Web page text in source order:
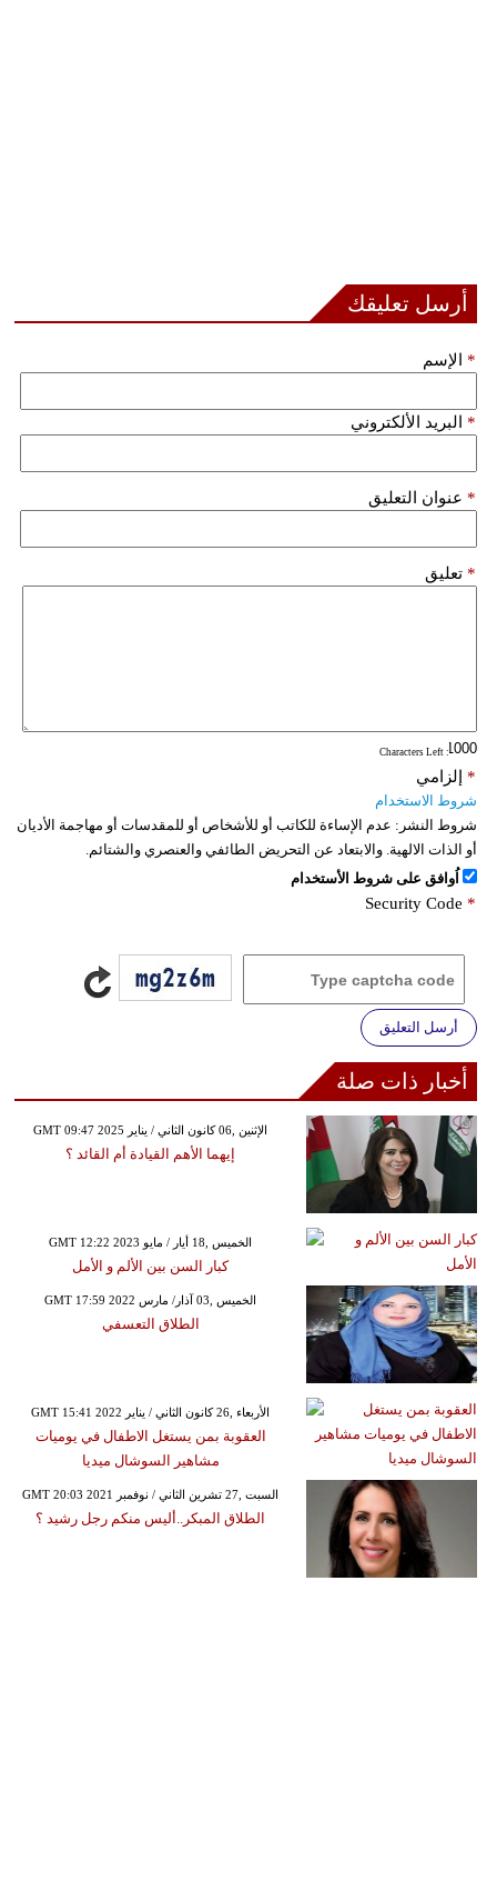
أرسل تعليقك
الإسم *
البريد الألكتروني *
عنوان التعليق *
تعليق *
: Characters Left
إلزامي *
شروط الاستخدام
شروط النشر: عدم الإساءة للكاتب أو للأشخاص أو للمقدسات أو مهاجمة الأديان
أو الذات الالهية. والابتعاد عن التحريض الطائفي والعنصري والشتائم.
اُوافق على شروط الأستخدام
Security Code *
أرسل التعليق
أخبار ذات صلة
GMT 09:47 2025 الإثنين ,06 كانون الثاني / يناير
إيهما الأهم القيادة أم القائد ؟
GMT 12:22 2023 الخميس ,18 أيار / مايو
كبار السن بين الألم و الأمل
GMT 17:59 2022 الخميس ,03 آذار/ مارس
الطلاق التعسفي
GMT 15:41 2022 الأربعاء ,26 كانون الثاني / يناير
العقوبة بمن يستغل الاطفال في يوميات
مشاهير السوشال ميديا
GMT 20:03 2021 السبت ,27 تشرين الثاني / نوفمبر
الطلاق المبكر..أليس منكم رجل رشيد ؟